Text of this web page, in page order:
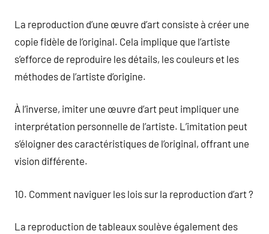
La reproduction d’une œuvre d’art consiste à créer une
copie fidèle de l’original. Cela implique que l’artiste
s’efforce de reproduire les détails, les couleurs et les
méthodes de l’artiste d’origine.
À l’inverse, imiter une œuvre d’art peut impliquer une
interprétation personnelle de l’artiste. L’imitation peut
s’éloigner des caractéristiques de l’original, offrant une
vision différente.
10. Comment naviguer les lois sur la reproduction d’art ?
La reproduction de tableaux soulève également des